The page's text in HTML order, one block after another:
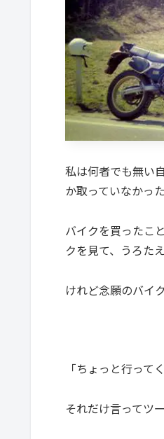
私は何者でも無い
か取っていなかった
バイクを買ったこ
クを見て、うろた
けれど念願のバイ
「ちょっと行って
それだけ言ってツ